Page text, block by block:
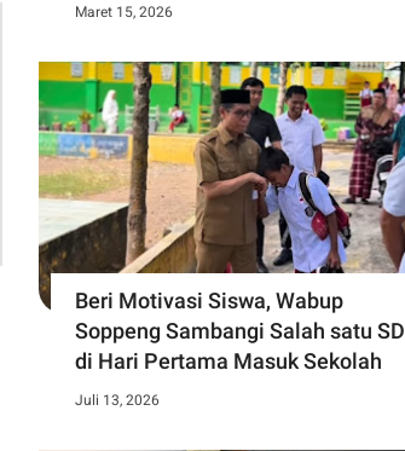
Maret 15, 2026
Beri Motivasi Siswa, Wabup
Soppeng Sambangi Salah satu SD
di Hari Pertama Masuk Sekolah
Juli 13, 2026